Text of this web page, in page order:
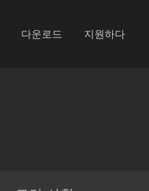
다운로드 지원하다